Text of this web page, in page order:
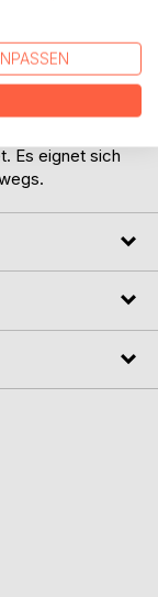
sind die
Es eignet sich